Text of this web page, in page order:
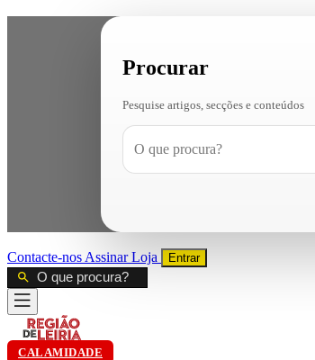
Procurar
Pesquise artigos, secções e conteúdos
Contacte-nos AssinarLoja Entrar
CALAMIDADE